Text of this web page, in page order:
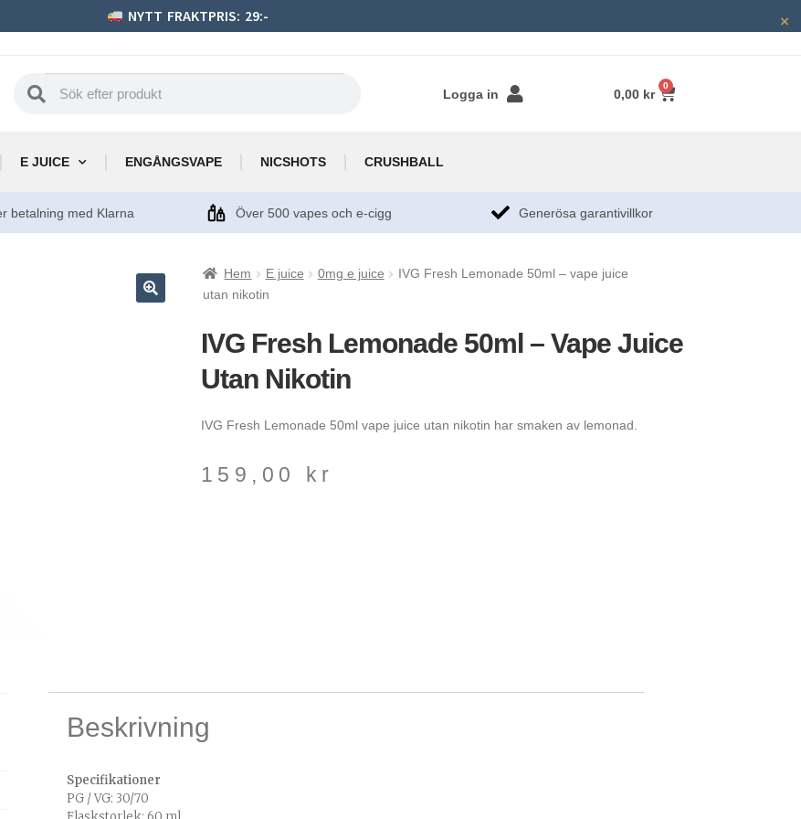
NYTT FRAKTPRIS: 29:- ×
Logga in 0,00 kr
0
E JUICE ENGÅNGSVAPE NICSHOTS CRUSHBALL
betalning med Klarna Över 500 vapes och e-cigg Generösa garantivillkor​
Hem E juice 0mg e juice
IVG Fresh Lemonade 50ml – vape juice
utan nikotin
IVG Fresh Lemonade 50ml – Vape Juice
Utan Nikotin
IVG Fresh Lemonade 50ml vape juice utan nikotin har smaken av lemonad.
159,00 kr
Beskrivning
Specifikationer
PG / VG: 30/70